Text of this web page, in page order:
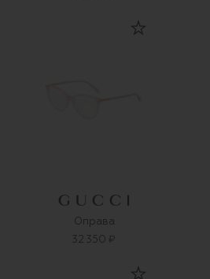
Оправа
32 350 ₽